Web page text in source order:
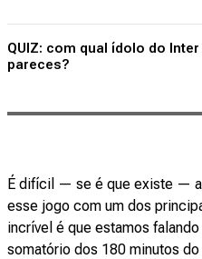
QUIZ: com qual ídolo do
pareces?
É difícil — se é que existe —
esse jogo com um dos
incrível é que estamos
somatório dos 180 minutos